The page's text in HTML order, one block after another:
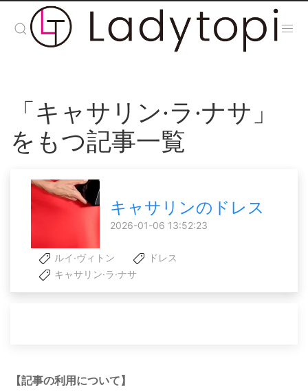
「キャサリン·ラ·ナサ」
をもつ記事一覧
キャサリンのドレス
2026-01-06 13:52:23
ルイ·ヴィトン
ドレス
キャサリン·ラ·ナサ
【記事の利用について】